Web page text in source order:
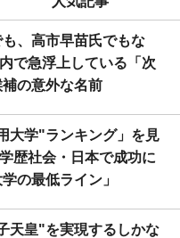
、高市早苗氏でもな
で急浮上している「次
の意外な名前
大学"ランキング」を見
歴社会・日本で成功に
の最低ライン」
天皇"を実現するしかな